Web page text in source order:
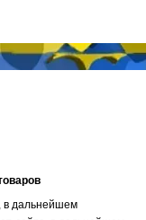
в дальнейшем